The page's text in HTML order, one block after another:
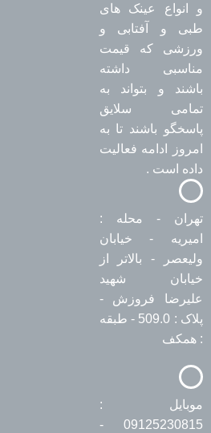
و انواع عینک های
طبی و آفتابی و
ورزشی که قیمت
مناسبی داشته
باشند و بتواند به
تمامی سلایق
پاسخگو باشند تا به
امروز ادامه فعالیت
داده است .
تهران - محله :
امیریه - خیابان
ولیعصر - بالاتر از
خیابان شهید
علیرضا فروزش -
پلاک : 509.0 - طبقه
: همکف
موبایل :
09125230815 -